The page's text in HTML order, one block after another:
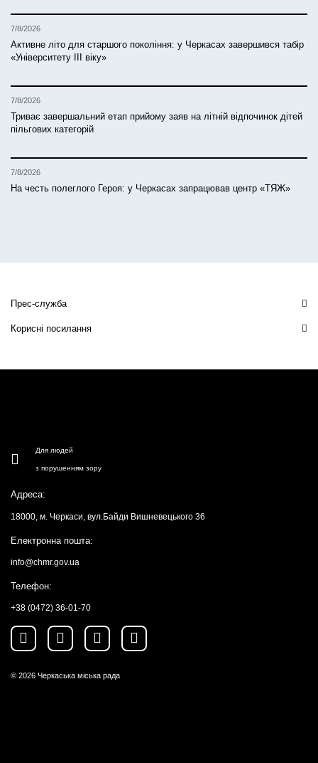
7/8/2026
Активне літо для старшого покоління: у Черкасах завершився табір
«Університету ІІІ віку»
7/8/2026
Триває завершальний етап прийому заяв на літній відпочинок дітей
пільгових категорій
7/8/2026
На честь полеглого Героя: у Черкасах запрацював центр «ТЯЖ»
Прес-служба
Корисні посилання
Для людей
з порушенням зору
Адреса:
18000, м. Черкаси, вул.Байди Вишневецького 36
Електронна пошта:
info@chmr.gov.ua
Телефон:
+38 (0472) 36-01-70
© 2026 Черкаська міська рада